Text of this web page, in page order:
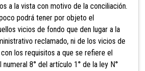
a la vista con motivo de la conciliación.
podrá tener por objeto el
vicios de fondo que den lugar a la
reclamado, ni de los vicios de
los requisitos a que se refiere el
8° del artículo 1° de la ley N°